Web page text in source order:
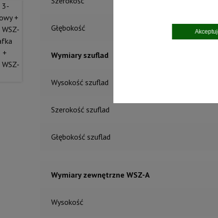
Głębokość
Wymiary szuflad
Wysokość szuflad
Szerokość szuflad
Głębokość szuflad
Wymiary zewnętrzne WSZ-A
Wysokość